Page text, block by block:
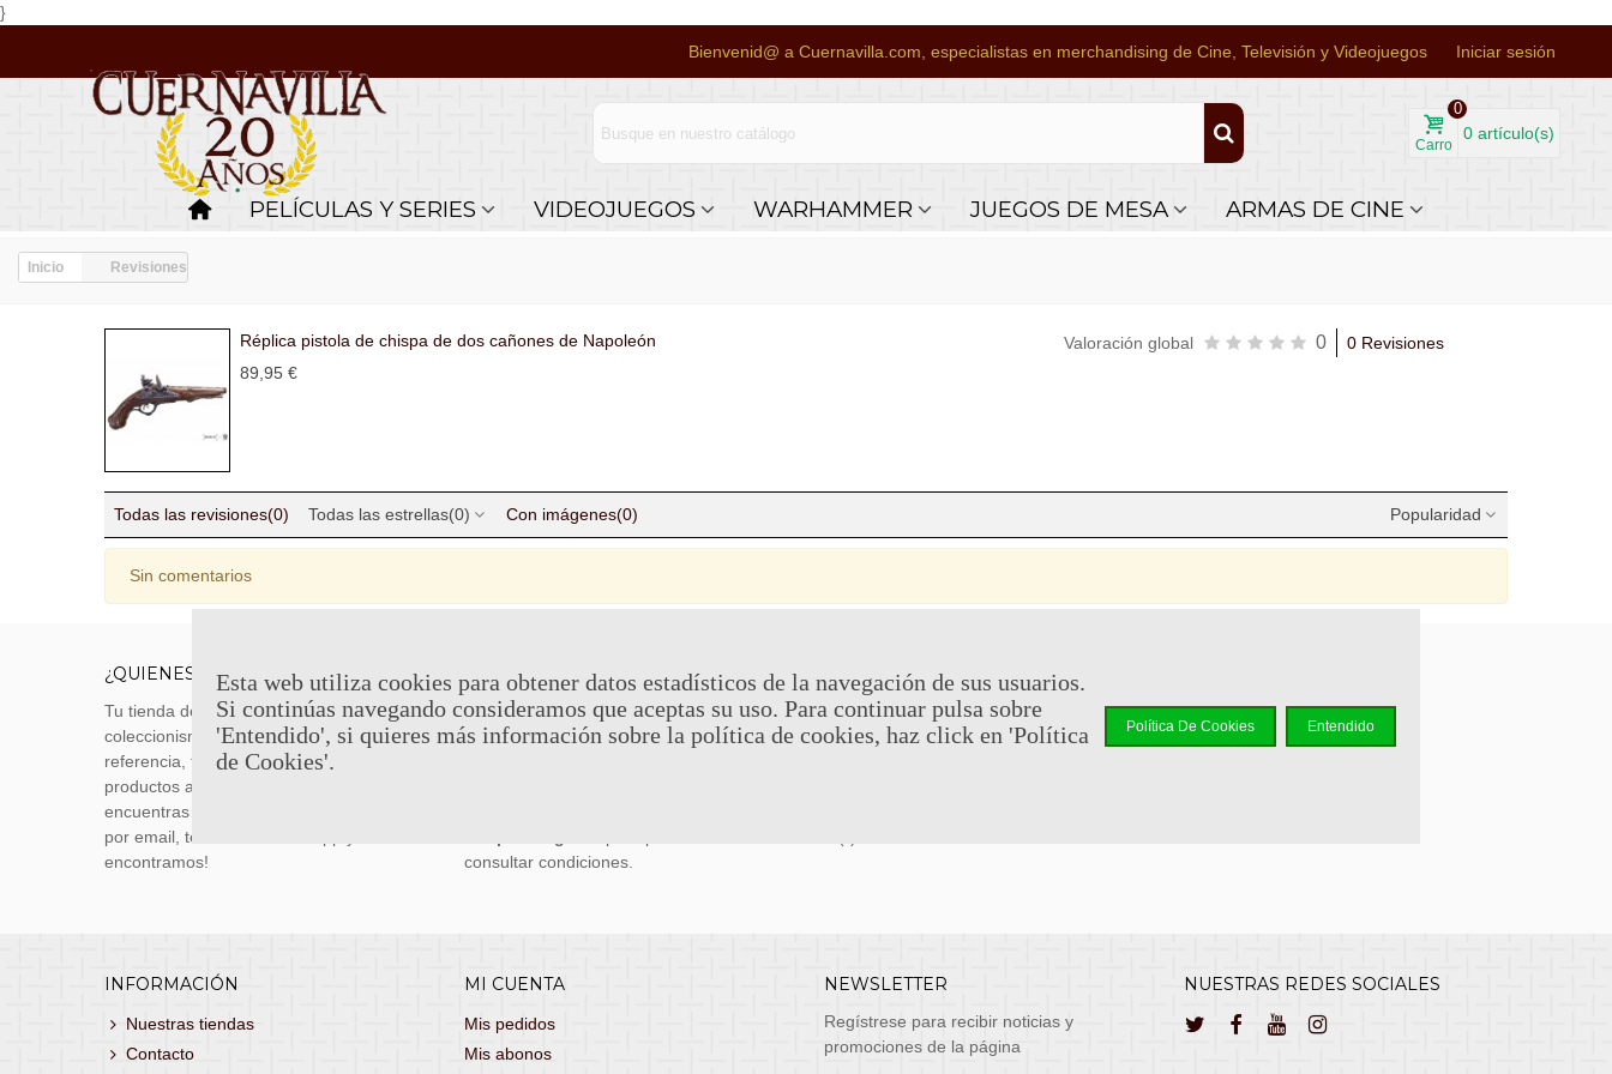
}
Bienvenid@ a Cuernavilla.com, especialistas en merchandising de Cine, Televisión y Videojuegos Iniciar sesión
Carro
0
0 artículo(s)
PELÍCULAS Y SERIES VIDEOJUEGOS WARHAMMER JUEGOS DE MESA ARMAS DE CINE
Inicio Revisiones
Réplica pistola de chispa de dos cañones de Napoleón
89,95 €
Valoración global 0 0 Revisiones
Todas las revisiones(0) Todas las estrellas(0) Con imágenes(0) Popularidad
Sin comentarios
¿QUIENES SOMOS?
Tu tienda de merchandising, artículos de
coleccionismo y réplicas históricas de
referencia, tenemos una gran variedad de
productos a los mejores precios. Si no
encuentras lo que buscas, danos un toque
por email, teléfono o Whatsapp y te lo
encontramos!
ENVÍOS Y DEVOLUCIONES
Envíos muy económicos en 24h a través de diversos
transportistas, entrega de lunes a viernes no festivos, si
consultar condiciones.
Teléfono y Whatsapp +34 644 110 737
email: atencionalcliente@cuernavilla.com
INFORMACIÓN
Nuestras tiendas
Contacto
MI CUENTA
Mis pedidos
Mis abonos
NEWSLETTER
Regístrese para recibir noticias y
promociones de la página
NUESTRAS REDES SOCIALES
Esta web utiliza cookies para obtener datos estadísticos de la navegación de sus usuarios.
Si continúas navegando consideramos que aceptas su uso. Para continuar pulsa sobre
'Entendido', si quieres más información sobre la política de cookies, haz click en 'Política
de Cookies'.
Política De Cookies Entendido